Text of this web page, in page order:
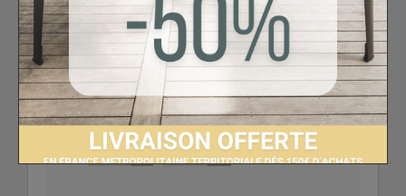
Client anonyme
publié le
02/12/2023
suite à une commande
du 21/11/2023
5/5
Le tapis gorina est de très bonne
qualité
Cet avis vous a-t-il été utile ?
Oui 2 Non 0